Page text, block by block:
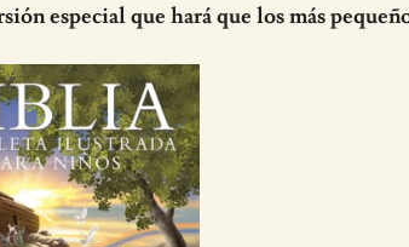
especial que hará que los más